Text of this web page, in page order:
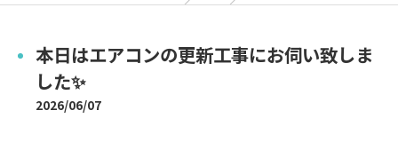
本日はエアコンの更新工事にお伺い致しま
した✨
2026/06/07